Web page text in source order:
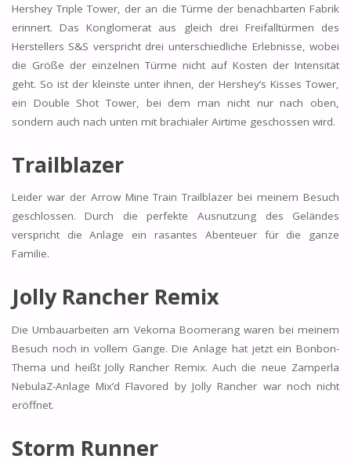
Hershey Triple Tower, der an die Türme der benachbarten Fabrik
erinnert. Das Konglomerat aus gleich drei Freifalltürmen des
Herstellers S&S verspricht drei unterschiedliche Erlebnisse, wobei
die Größe der einzelnen Türme nicht auf Kosten der Intensität
geht. So ist der kleinste unter ihnen, der Hershey’s Kisses Tower,
ein Double Shot Tower, bei dem man nicht nur nach oben,
sondern auch nach unten mit brachialer Airtime geschossen wird.
Trailblazer
Leider war der Arrow Mine Train Trailblazer bei meinem Besuch
geschlossen. Durch die perfekte Ausnutzung des Geländes
verspricht die Anlage ein rasantes Abenteuer für die ganze
Familie.
Jolly Rancher Remix
Die Umbauarbeiten am Vekoma Boomerang waren bei meinem
Besuch noch in vollem Gange. Die Anlage hat jetzt ein Bonbon-
Thema und heißt Jolly Rancher Remix. Auch die neue Zamperla
NebulaZ-Anlage Mix’d Flavored by Jolly Rancher war noch nicht
eröffnet.
Storm Runner